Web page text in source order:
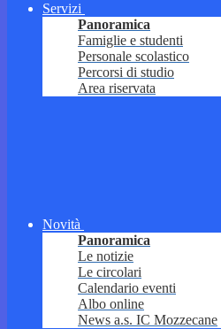
Servizi
Panoramica
Famiglie e studenti
Personale scolastico
Percorsi di studio
Area riservata
Novità
Panoramica
Le notizie
Le circolari
Calendario eventi
Albo online
News a.s. IC Mozzecane